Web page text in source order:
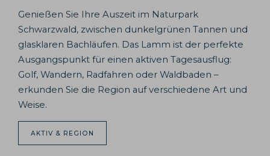
Genießen Sie Ihre Auszeit im Naturpark
Schwarzwald, zwischen dunkelgrünen Tannen und
glasklaren Bachläufen. Das Lamm ist der perfekte
Ausgangspunkt für einen aktiven Tagesausflug:
Golf, Wandern, Radfahren oder Waldbaden –
erkunden Sie die Region auf verschiedene Art und
Weise.
AKTIV & REGION